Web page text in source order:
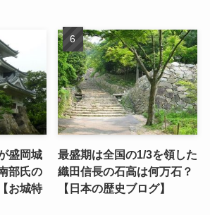
盛岡城
部氏の
お城特
最盛期は全国の1/3を領した
織田信長の石高は何万石？
【日本の歴史ブログ】